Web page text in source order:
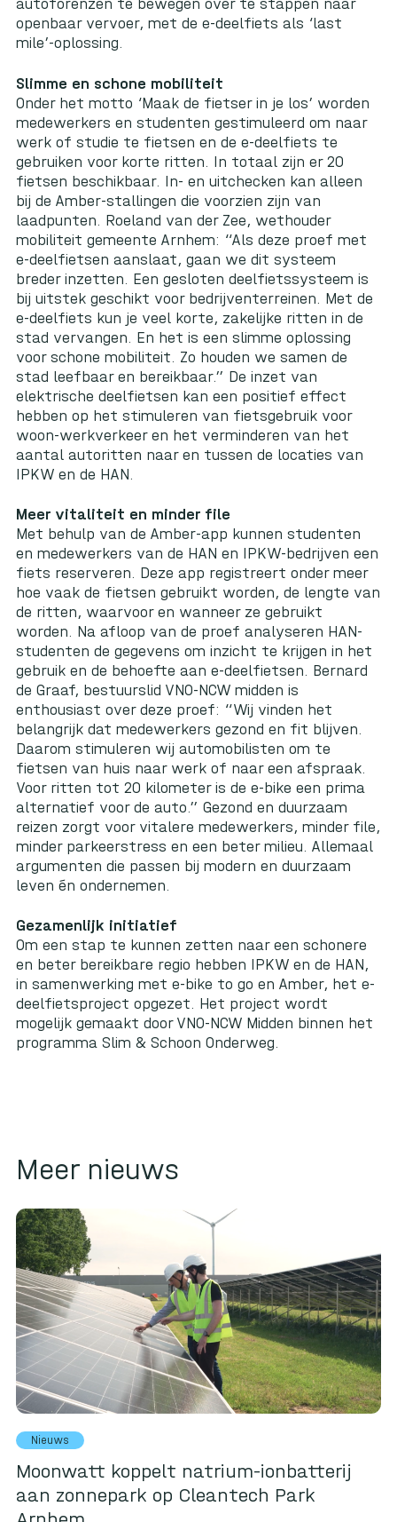
autoforenzen te bewegen over te stappen naar
openbaar vervoer, met de e-deelfiets als ‘last
mile’-oplossing.
Slimme en schone mobiliteit
Onder het motto ‘Maak de fietser in je los’ worden
medewerkers en studenten gestimuleerd om naar
werk of studie te fietsen en de e-deelfiets te
gebruiken voor korte ritten. In totaal zijn er 20
fietsen beschikbaar. In- en uitchecken kan alleen
bij de Amber-stallingen die voorzien zijn van
laadpunten. Roeland van der Zee, wethouder
mobiliteit gemeente Arnhem: “Als deze proef met
e-deelfietsen aanslaat, gaan we dit systeem
breder inzetten. Een gesloten deelfietssysteem is
bij uitstek geschikt voor bedrijventerreinen. Met de
e-deelfiets kun je veel korte, zakelijke ritten in de
stad vervangen. En het is een slimme oplossing
voor schone mobiliteit. Zo houden we samen de
stad leefbaar en bereikbaar.” De inzet van
elektrische deelfietsen kan een positief effect
hebben op het stimuleren van fietsgebruik voor
woon-werkverkeer en het verminderen van het
aantal autoritten naar en tussen de locaties van
IPKW en de HAN.
Meer vitaliteit en minder file
Met behulp van de Amber-app kunnen studenten
en medewerkers van de HAN en IPKW-bedrijven een
fiets reserveren. Deze app registreert onder meer
hoe vaak de fietsen gebruikt worden, de lengte van
de ritten, waarvoor en wanneer ze gebruikt
worden. Na afloop van de proef analyseren HAN-
studenten de gegevens om inzicht te krijgen in het
gebruik en de behoefte aan e-deelfietsen. Bernard
de Graaf, bestuurslid VNO-NCW midden is
enthousiast over deze proef: “Wij vinden het
belangrijk dat medewerkers gezond en fit blijven.
Daarom stimuleren wij automobilisten om te
fietsen van huis naar werk of naar een afspraak.
Voor ritten tot 20 kilometer is de e-bike een prima
alternatief voor de auto.” Gezond en duurzaam
reizen zorgt voor vitalere medewerkers, minder file,
minder parkeerstress en een beter milieu. Allemaal
argumenten die passen bij modern en duurzaam
leven én ondernemen.
Gezamenlijk initiatief
Om een stap te kunnen zetten naar een schonere
en beter bereikbare regio hebben IPKW en de HAN,
in samenwerking met e-bike to go en Amber, het e-
deelfietsproject opgezet. Het project wordt
mogelijk gemaakt door VNO-NCW Midden binnen het
programma Slim & Schoon Onderweg.
Meer nieuws
Nieuws
Moonwatt koppelt natrium-ionbatterij
aan zonnepark op Cleantech Park